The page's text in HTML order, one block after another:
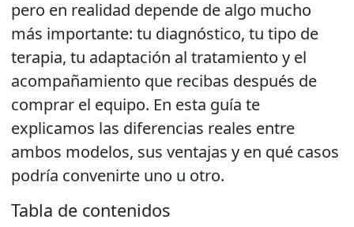
pero en realidad depende de algo mucho
más importante: tu diagnóstico, tu tipo de
terapia, tu adaptación al tratamiento y el
acompañamiento que recibas después de
comprar el equipo. En esta guía te
explicamos las diferencias reales entre
ambos modelos, sus ventajas y en qué casos
podría convenirte uno u otro.
Tabla de contenidos